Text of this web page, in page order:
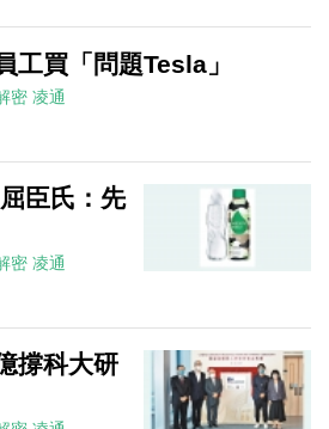
工買「問題Tesla」
密 凌通
臣氏：先
密 凌通
撐科大研